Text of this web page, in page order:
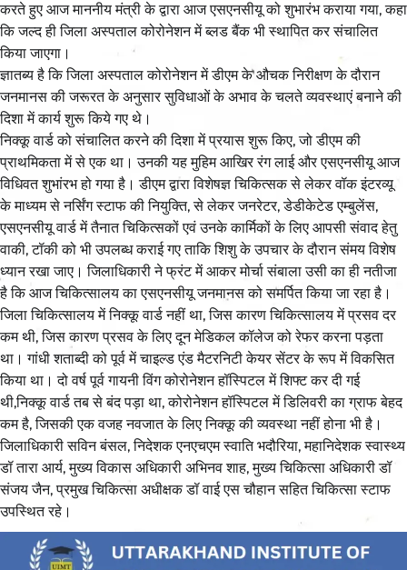
करते हुए आज माननीय मंत्री के द्वारा आज एसएनसीयू को शुभारंभ कराया गया, कहा
कि जल्द ही जिला अस्पताल कोरोनेशन में ब्लड बैंक भी स्थापित कर संचालित
किया जाएगा।
ज्ञातब्य है कि जिला अस्पताल कोरोनेशन में डीएम के औचक निरीक्षण के दौरान
जनमानस की जरूरत के अनुसार सुविधाओं के अभाव के चलते व्यवस्थाएं बनाने की
दिशा में कार्य शुरू किये गए थे।
निक्कू वार्ड को संचालित करने की दिशा में प्रयास शुरू किए, जो डीएम की
प्राथमिकता में से एक था। उनकी यह मुहिम आखिर रंग लाई और एसएनसीयू आज
विधिवत शुभांरभ हो गया है। डीएम द्वारा विशेषज्ञ चिकित्सक से लेकर वॉक इंटरव्यू
के माध्यम से नर्सिंग स्टाफ की नियुक्ति, से लेकर जनरेटर, डेडीकेटेड एम्बुलेंस,
एसएनसीयू वार्ड में तैनात चिकित्सकों एवं उनके कार्मिकों के लिए आपसी संवाद हेतु
वाकी, टॉकी को भी उपलब्ध कराई गए ताकि शिशु के उपचार के दौरान संमय विशेष
ध्यान रखा जाए। जिलाधिकारी ने फ्रंट में आकर मोर्चा संबाला उसी का ही नतीजा
है कि आज चिकित्सालय का एसएनसीयू जनमानस को समर्पित किया जा रहा है।
जिला चिकित्सालय में निक्कू वार्ड नहीं था, जिस कारण चिकित्सालय में प्रसव दर
कम थी, जिस कारण प्रसव के लिए दून मेडिकल कॉलेज को रेफर करना पड़ता
था। गांधी शताब्दी को पूर्व में चाइल्ड एंड मैटरनिटी केयर सेंटर के रूप में विकसित
किया था। दो वर्ष पूर्व गायनी विंग कोरोनेशन हॉस्पिटल में शिफ्ट कर दी गई
थी,निक्कू वार्ड तब से बंद पड़ा था, कोरोनेशन हॉस्पिटल में डिलिवरी का ग्राफ बेहद
कम है, जिसकी एक वजह नवजात के लिए निक्कू की व्यवस्था नहीं होना भी है।
जिलाधिकारी सविन बंसल, निदेशक एनएचएम स्वाति भदौरिया, महानिदेशक स्वास्थ्य
डॉ तारा आर्य, मुख्य विकास अधिकारी अभिनव शाह, मुख्य चिकित्सा अधिकारी डॉ
संजय जैन, प्रमुख चिकित्सा अधीक्षक डॉ वाई एस चौहान सहित चिकित्सा स्टाफ
उपस्थित रहे।